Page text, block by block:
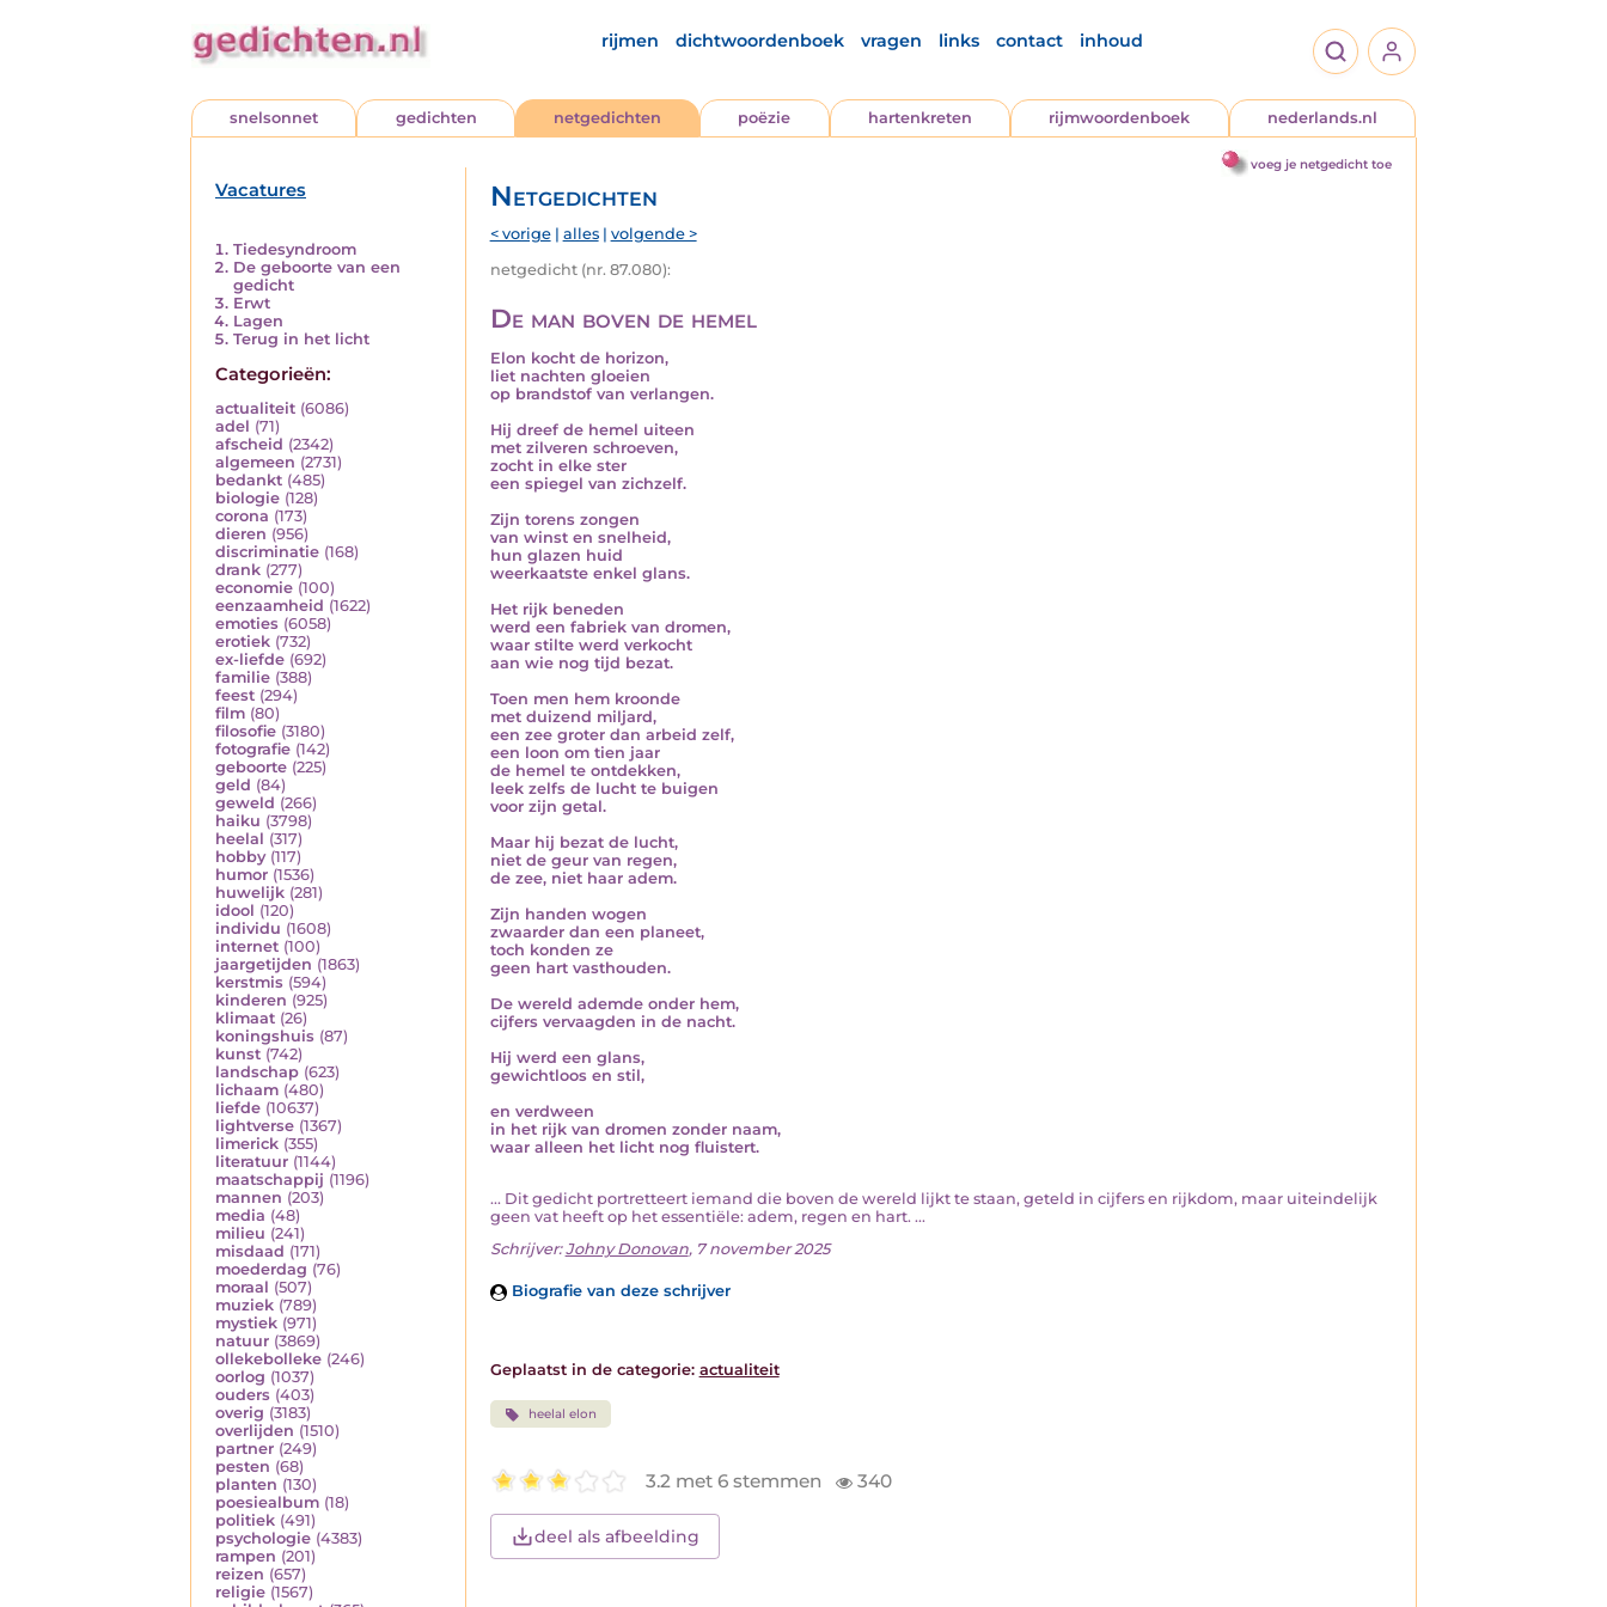
rijmen dichtwoordenboek vragen links contact inhoud
snelsonnet gedichten netgedichten poëzie hartenkreten rijmwoordenboek nederlands.nl
voeg je netgedicht toe
Vacatures
Tiedesyndroom
De geboorte van een
gedicht
Erwt
Lagen
Terug in het licht
Categorieën:
actualiteit (6086)
adel (71)
afscheid (2342)
algemeen (2731)
bedankt (485)
biologie (128)
corona (173)
dieren (956)
discriminatie (168)
drank (277)
economie (100)
eenzaamheid (1622)
emoties (6058)
erotiek (732)
ex-liefde (692)
familie (388)
feest (294)
film (80)
filosofie (3180)
fotografie (142)
geboorte (225)
geld (84)
geweld (266)
haiku (3798)
heelal (317)
hobby (117)
humor (1536)
huwelijk (281)
idool (120)
individu (1608)
internet (100)
jaargetijden (1863)
kerstmis (594)
kinderen (925)
klimaat (26)
koningshuis (87)
kunst (742)
landschap (623)
lichaam (480)
liefde (10637)
lightverse (1367)
limerick (355)
literatuur (1144)
maatschappij (1196)
mannen (203)
media (48)
milieu (241)
misdaad (171)
moederdag (76)
moraal (507)
muziek (789)
mystiek (971)
natuur (3869)
ollekebolleke (246)
oorlog (1037)
ouders (403)
overig (3183)
overlijden (1510)
partner (249)
pesten (68)
planten (130)
poesiealbum (18)
politiek (491)
psychologie (4383)
rampen (201)
reizen (657)
religie (1567)
Netgedichten
< vorige| alles| volgende >
netgedicht (nr. 87.080):
De man boven de hemel
Elon kocht de horizon,
liet nachten gloeien
op brandstof van verlangen.
Hij dreef de hemel uiteen
met zilveren schroeven,
zocht in elke ster
een spiegel van zichzelf.
Zijn torens zongen
van winst en snelheid,
hun glazen huid
weerkaatste enkel glans.
Het rijk beneden
werd een fabriek van dromen,
waar stilte werd verkocht
aan wie nog tijd bezat.
Toen men hem kroonde
met duizend miljard,
een zee groter dan arbeid zelf,
een loon om tien jaar
de hemel te ontdekken,
leek zelfs de lucht te buigen
voor zijn getal.
Maar hij bezat de lucht,
niet de geur van regen,
de zee, niet haar adem.
Zijn handen wogen
zwaarder dan een planeet,
toch konden ze
geen hart vasthouden.
De wereld ademde onder hem,
cijfers vervaagden in de nacht.
Hij werd een glans,
gewichtloos en stil,
en verdween
in het rijk van dromen zonder naam,
waar alleen het licht nog fluistert.
... Dit gedicht portretteert iemand die boven de wereld lijkt te staan, geteld in cijfers en rijkdom, maar uiteindelijk
geen vat heeft op het essentiële: adem, regen en hart. ...
Schrijver:Johny Donovan, 7 november 2025
Biografie van deze schrijver
Geplaatst in de categorie: actualiteit
heelal elon
3.2 met 6 stemmen 340
deel als afbeelding